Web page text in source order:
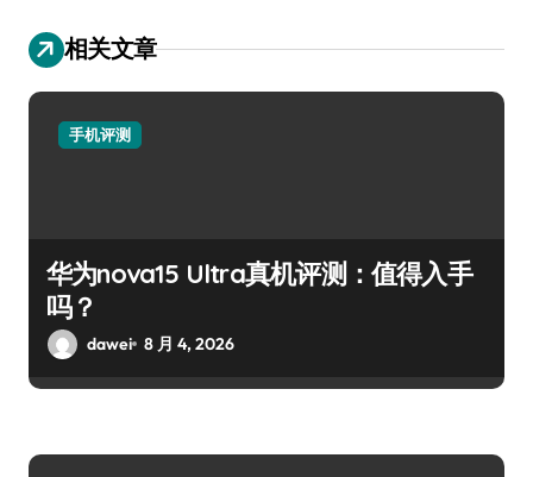
相关文章
手机评测
华为nova15 Ultra真机评测：值得入手
吗？
dawei 8 月 4, 2026